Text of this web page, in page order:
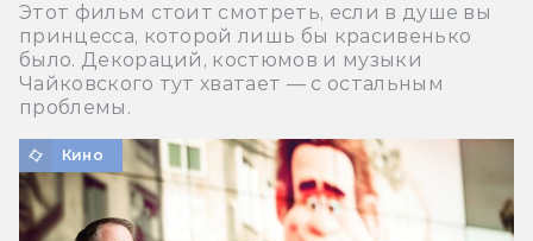
Этот фильм стоит смотреть, если в душе вы
принцесса, которой лишь бы красивенько
было. Декораций, костюмов и музыки
Чайковского тут хватает — с остальным
проблемы.
Кино